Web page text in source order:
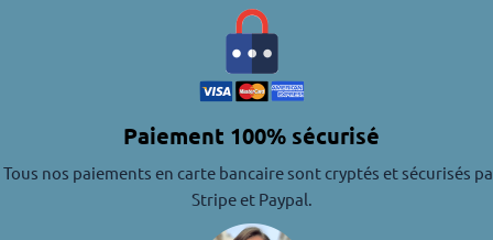
Paiement 100% sécurisé
Tous nos paiements en carte bancaire sont cryptés et sécurisés
Stripe et Paypal.